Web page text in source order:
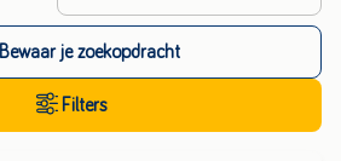
Bewaar je zoekopdracht
Filters